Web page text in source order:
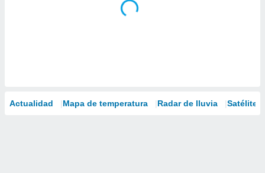
Actualidad Mapa de temperatura Radar de lluvia Satélites